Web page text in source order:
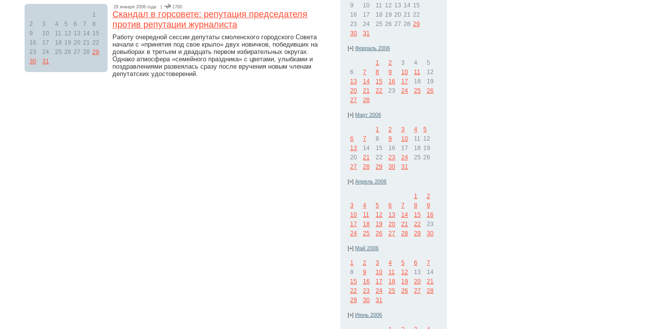
1
2
3 4 5 6 7
8
9
10 11 12 13 14 15
16
17 18 19 20 21 22
23
24 25 26 27 28 29
30
31
29 января 2006 года | 1760
Скандал в горсовете: репутация председателя
против репутации журналиста
Работу очередной сессии депутаты смоленского городского Совета
начали с «принятия под свое крыло» двух новичков, победивших на
довыборах в третьем и двадцать первом избирательных округах.
Однако атмосфера «семейного праздника» с цветами, улыбками и
поздравлениями развеялась сразу после вручения новым членам
депутатских удостоверений.
9
10 11 12 13 14 15
16
17 18 19 20 21 22
23
24 25 26 27 28 29
30
31
[+] Февраль 2006
1 2 3 4
5
6
7 8 9 10 11
12
13
14 15 16 17 18
19
20
21 22 23 24 25
26
27
28
[+] Март 2006
1 2 3 4
5
6
7 8 9 10 11 12
13
14 15 16 17 18 19
20
21 22 23 24 25 26
27
28 29 30 31
[+] Апрель 2006
1
2
3
4 5 6 7 8
9
10
11 12 13 14 15
16
17
18 19 20 21 22
23
24
25 26 27 28 29 30
[+] Май 2006
1 2 3 4 5 6
7
8
9 10 11 12 13
14
15
16 17 18 19 20
21
22
23 24 25 26 27
28
29
30 31
[+] Июнь 2006